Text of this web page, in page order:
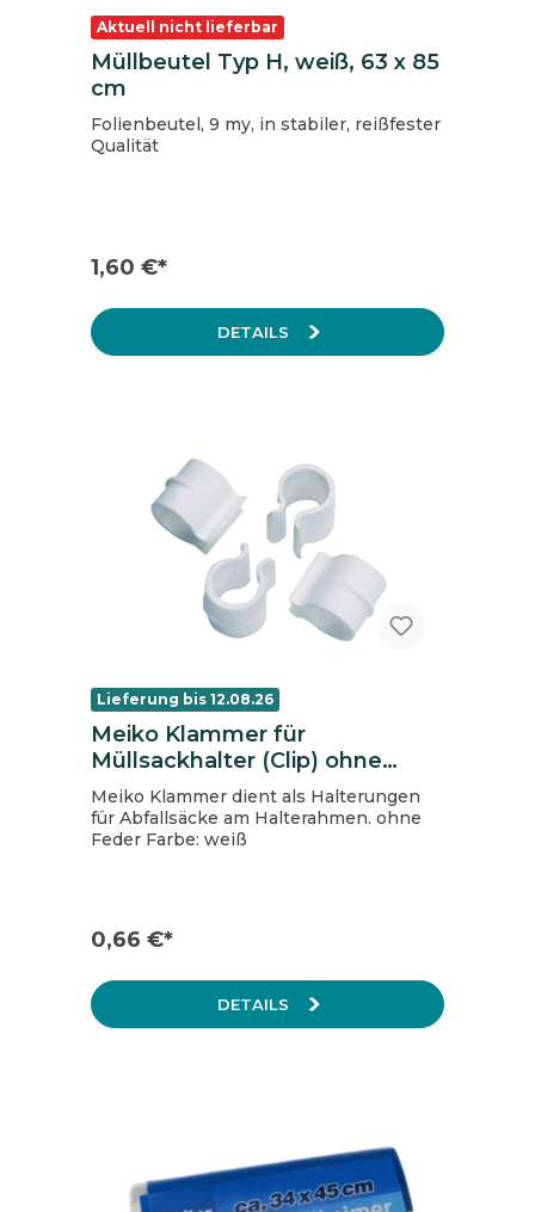
Aktuell nicht lieferbar
Müllbeutel Typ H, weiß, 63 x 85
cm
Folienbeutel, 9 my, in stabiler, reißfester
Qualität
1,60 €*
DETAILS
Lieferung bis 12.08.26
Meiko Klammer für
Müllsackhalter (Clip) ohne
Feder, weiß
Meiko Klammer dient als Halterungen
für Abfallsäcke am Halterahmen. ohne
Feder Farbe: weiß
0,66 €*
DETAILS